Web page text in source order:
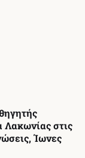
Λακωνίας στις
Ίωνες